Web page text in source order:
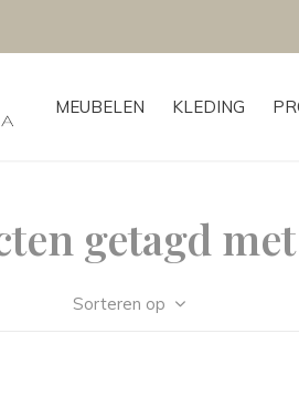
MEUBELEN KLEDING
getagd
Sorteren op